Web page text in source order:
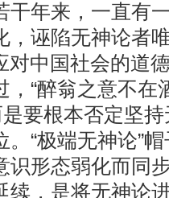
干年来，一直有
，诬陷无神论者
对中国社会的道
“醉翁之意不在
是要根本否定坚
。“极端无神论”
识形态弱化而同
续，是将无神论